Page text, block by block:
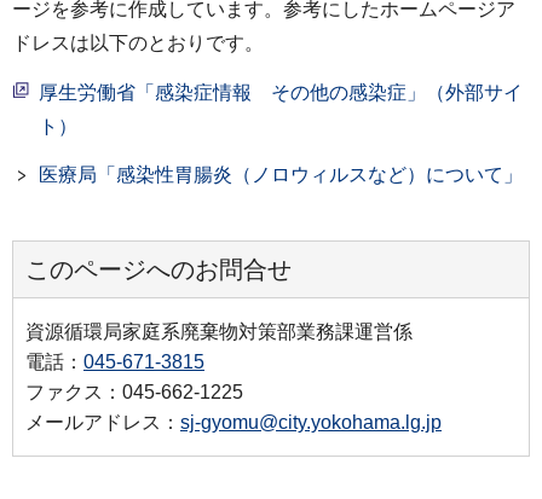
ージを参考に作成しています。参考にしたホームページア
ドレスは以下のとおりです。
厚生労働省「感染症情報 その他の感染症」（外部サイ
ト）
医療局「感染性胃腸炎（ノロウィルスなど）について」
このページへのお問合せ
資源循環局家庭系廃棄物対策部業務課運営係
電話： 045-671-3815
ファクス：045-662-1225
メールアドレス： sj-gyomu@city.yokohama.lg.jp